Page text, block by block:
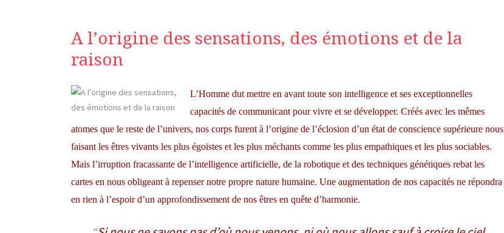
A l’origine des sensations, des émotions et de la
raison
L’Homme dut mettre en avant toute son intelligence et ses exceptionnelles
capacités de communicant pour vivre et se développer. Créés avec les mêmes
atomes que le reste de l’univers, nos corps furent à l’origine de l’éclosion d’un état de conscience supérieure nous
faisant les êtres vivants les plus égoïstes et les plus méchants comme les plus empathiques et les plus sociables.
Mais l’irruption fracassante de l’intelligence artificielle, de la robotique et des techniques génétiques rebat les
cartes en nous obligeant à repenser notre propre nature humaine. Une augmentation de nos capacités ne répondra
en rien à l’espoir d’un approfondissement de nos êtres en quête d’harmonie.